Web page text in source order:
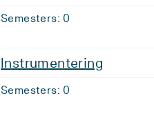
Semesters: 0
Instrumentering
Semesters: 0